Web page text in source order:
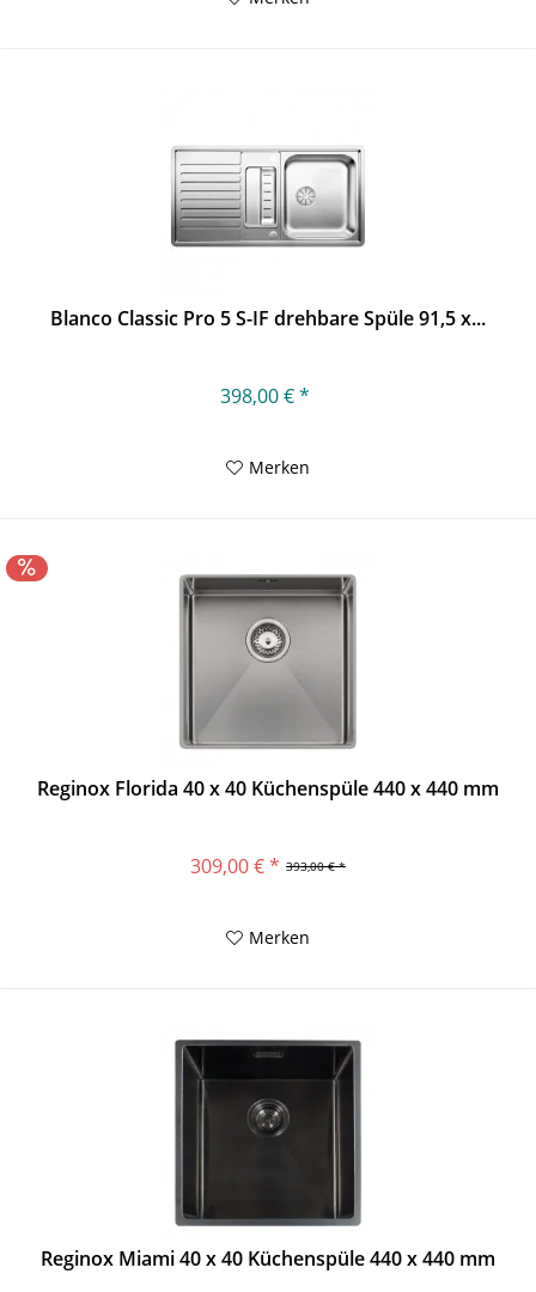
Blanco Classic Pro 5 S-IF drehbare Spüle 91,5 x...
398,00 € *
Merken
Reginox Florida 40 x 40 Küchenspüle 440 x 440 mm
393,00 € *
309,00 € *
Merken
Reginox Miami 40 x 40 Küchenspüle 440 x 440 mm